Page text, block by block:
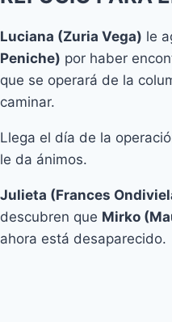
Luciana (Zuria Vega) le
Peniche) por haber
que se operará de la
caminar.
Llega el día de la
le da ánimos.
Julieta (Frances
descubren que Mirko
ahora está desaparecido.